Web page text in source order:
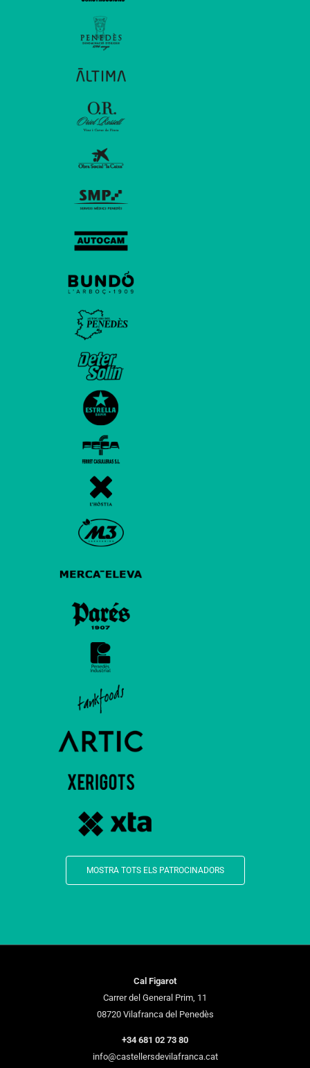
MOSTRA TOTS ELS PATROCINADORS
Cal Figarot
Carrer del General Prim, 11
08720 Vilafranca del Penedès
+34 681 02 73 80
info@castellersdevilafranca.cat